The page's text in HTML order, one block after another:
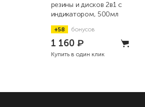
резины и дисков 2в1 с
индикатором, 500мл
+58 бонусов
1 160 ₽
Купить в один клик